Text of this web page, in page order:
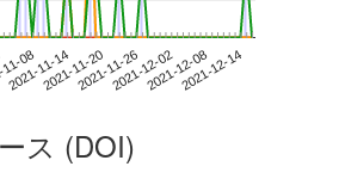
08
2021-11-142021-11-202021-11-262021-12-022021-12-082021-12-14
ス (DOI)